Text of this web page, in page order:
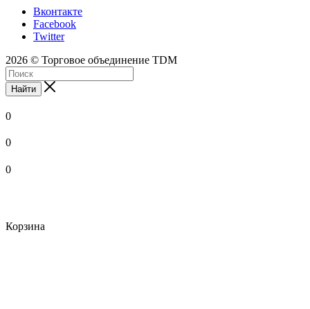
Вконтакте
Facebook
Twitter
2026 © Торговое объединение TDM
Найти
0
0
0
Корзина